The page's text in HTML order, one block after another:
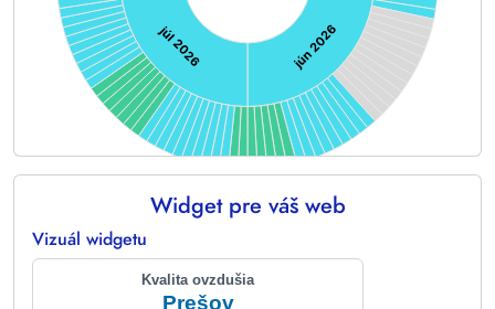
jún 2026
júl 2026
End of interactive chart.Widget pre váš web
Vizuál widgetu
Kvalita ovzdušia
Prešov